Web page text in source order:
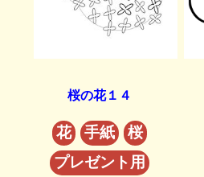
桜の花１４
花 手紙
桜
プレゼント用